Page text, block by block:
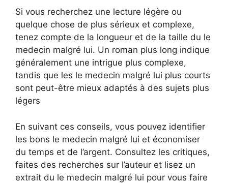
Si vous recherchez une lecture légère ou
quelque chose de plus sérieux et complexe,
tenez compte de la longueur et de la taille du le
medecin malgré lui. Un roman plus long indique
généralement une intrigue plus complexe,
tandis que les le medecin malgré lui plus courts
sont peut-être mieux adaptés à des sujets plus
légers
En suivant ces conseils, vous pouvez identifier
les bons le medecin malgré lui et économiser
du temps et de l’argent. Consultez les critiques,
faites des recherches sur l’auteur et lisez un
extrait du le medecin malgré lui pour vous faire